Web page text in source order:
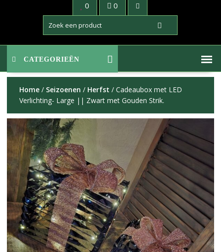
0 0
CATEGORIEËN
Home/ Seizoenen / Herfst / Cadeaubox met LED
Verlichting- Large || Zwart met Gouden Strik.